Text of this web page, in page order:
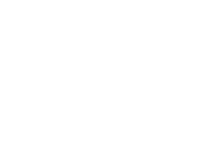
얻는 피드코인 이벤트 진행
5년 내 9만가구 순증...이주 대란도 제한적
…연봉 6.3% 인상